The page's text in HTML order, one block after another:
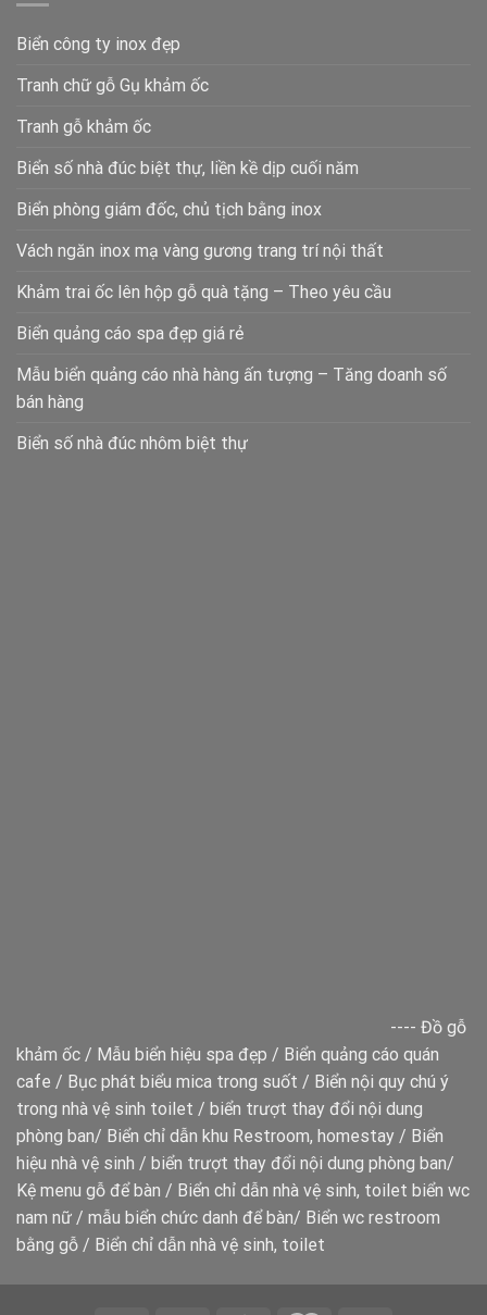
Biển công ty inox đẹp
Tranh chữ gỗ Gụ khảm ốc
Tranh gỗ khảm ốc
Biển số nhà đúc biệt thự, liền kề dịp cuối năm
Biển phòng giám đốc, chủ tịch bằng inox
Vách ngăn inox mạ vàng gương trang trí nội thất
Khảm trai ốc lên hộp gỗ quà tặng – Theo yêu cầu
Biển quảng cáo spa đẹp giá rẻ
Mẫu biển quảng cáo nhà hàng ấn tượng – Tăng doanh số
bán hàng
Biển số nhà đúc nhôm biệt thự
---- Đồ gỗ
khảm ốc / Mẫu biển hiệu spa đẹp / Biển quảng cáo quán
cafe / Bục phát biểu mica trong suốt / Biển nội quy chú ý
trong nhà vệ sinh toilet / biển trượt thay đổi nội dung
phòng ban/ Biển chỉ dẫn khu Restroom, homestay / Biển
hiệu nhà vệ sinh / biển trượt thay đổi nội dung phòng ban/
Kệ menu gỗ để bàn / Biển chỉ dẫn nhà vệ sinh, toilet biển wc
nam nữ / mẫu biển chức danh để bàn/ Biển wc restroom
bằng gỗ / Biển chỉ dẫn nhà vệ sinh, toilet